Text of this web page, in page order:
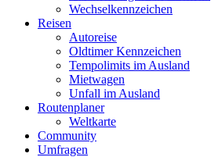
Wechselkennzeichen
Reisen
Autoreise
Oldtimer Kennzeichen
Tempolimits im Ausland
Mietwagen
Unfall im Ausland
Routenplaner
Weltkarte
Community
Umfragen